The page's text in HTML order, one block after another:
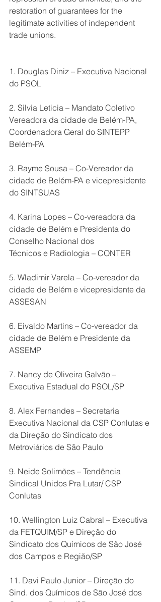
restoration of guarantees for the
legitimate activities of independent
trade unions.
1. Douglas Diniz – Executiva Nacional
do PSOL
2. Silvia Leticia – Mandato Coletivo
Vereadora da cidade de Belém-PA,
Coordenadora Geral do SINTEPP
Belém-PA
3. Rayme Sousa – Co-Vereador da
cidade de Belém-PA e vicepresidente
do SINTSUAS
4. Karina Lopes – Co-vereadora da
cidade de Belém e Presidenta do
Conselho Nacional dos
Técnicos e Radiologia – CONTER
5. Wladimir Varela – Co-vereador da
cidade de Belém e vicepresidente da
ASSESAN
6. Eivaldo Martins – Co-vereador da
cidade de Belém e Presidente da
ASSEMP
7. Nancy de Oliveira Galvão –
Executiva Estadual do PSOL/SP
8. Alex Fernandes – Secretaria
Executiva Nacional da CSP Conlutas e
da Direção do Sindicato dos
Metroviários de São Paulo
9. Neide Solimões – Tendência
Sindical Unidos Pra Lutar/ CSP
Conlutas
10. Wellington Luiz Cabral – Executiva
da FETQUIM/SP e Direção do
Sindicato dos Químicos de São José
dos Campos e Região/SP
11. Davi Paulo Junior – Direção do
Sind. dos Químicos de São José dos